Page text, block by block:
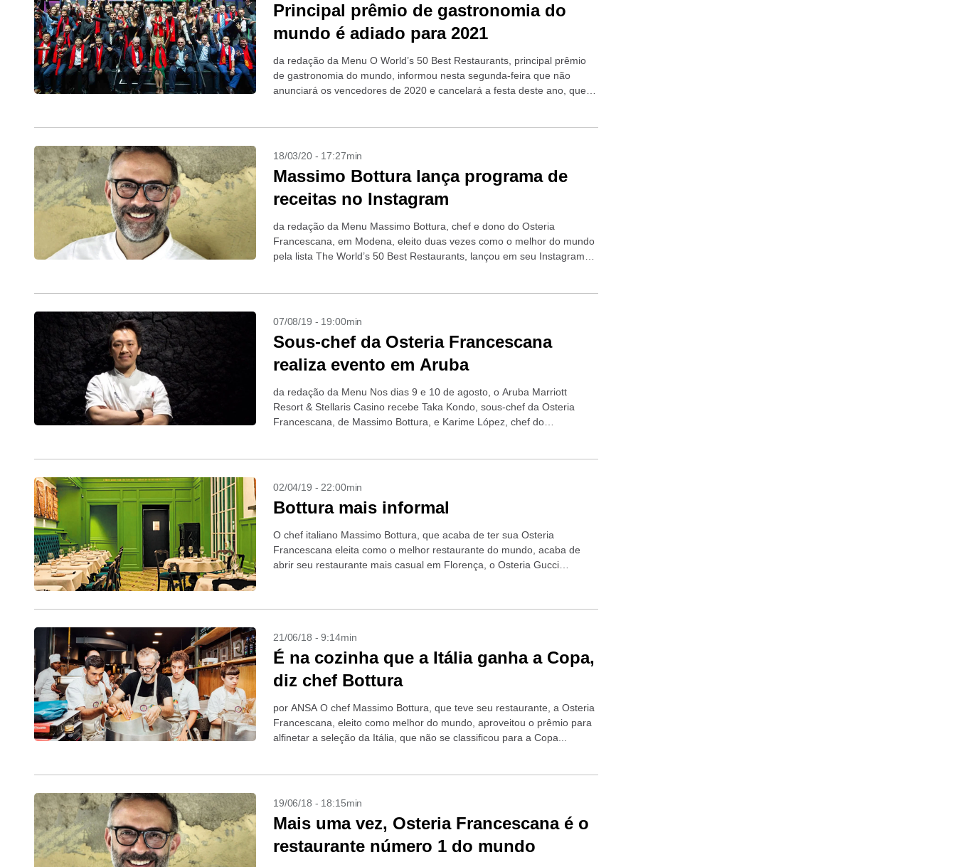
Principal prêmio de gastronomia do
mundo é adiado para 2021
da redação da Menu O World’s 50 Best Restaurants, principal prêmio
de gastronomia do mundo, informou nesta segunda-feira que não
anunciará os vencedores de 2020 e cancelará a festa deste ano, que
18/03/20 - 17:27min
Massimo Bottura lança programa de
receitas no Instagram
da redação da Menu Massimo Bottura, chef e dono do Osteria
Francescana, em Modena, eleito duas vezes como o melhor do mundo
pela lista The World’s 50 Best Restaurants, lançou em seu Instagram
07/08/19 - 19:00min
Sous-chef da Osteria Francescana
realiza evento em Aruba
da redação da Menu Nos dias 9 e 10 de agosto, o Aruba Marriott
Resort & Stellaris Casino recebe Taka Kondo, sous-chef da Osteria
Francescana, de Massimo Bottura, e Karime López, chef do
02/04/19 - 22:00min
Bottura mais informal
O chef italiano Massimo Bottura, que acaba de ter sua Osteria
Francescana eleita como o melhor restaurante do mundo, acaba de
abrir seu restaurante mais casual em Florença, o Osteria Gucci
21/06/18 - 9:14min
É na cozinha que a Itália ganha a Copa,
diz chef Bottura
por ANSA O chef Massimo Bottura, que teve seu restaurante, a Osteria
Francescana, eleito como melhor do mundo, aproveitou o prêmio para
alfinetar a seleção da Itália, que não se classificou para a Copa...
19/06/18 - 18:15min
Mais uma vez, Osteria Francescana é o
restaurante número 1 do mundo